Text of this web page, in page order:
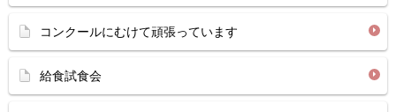
コンクールにむけて頑張っています
給食試食会